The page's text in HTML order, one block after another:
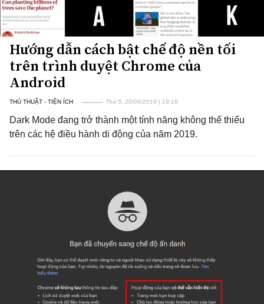
Hướng dẫn cách bật chế độ nền tối
trên trình duyệt Chrome của
Android
THỦ THUẬT - TIỆN ÍCH Thứ 5, 20/06/2019 | 19:18
Dark Mode đang trở thành một tính năng không thể thiếu
trên các hệ điều hành di động của năm 2019.